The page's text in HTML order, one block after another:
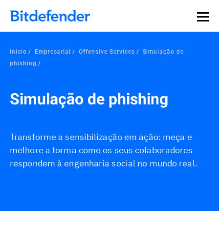
Início Empresarial Offensive Services
Simulação de
phishing
Simulação de phishing
Transforme a sensibilização em ação: meça e
melhore a forma como os seus colaboradores
respondem à engenharia social no mundo real.